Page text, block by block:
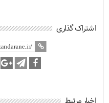
اشتراک گذاری